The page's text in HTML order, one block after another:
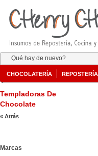
Qué hay de nuevo?
CHOCOLATERÍA REPOSTERÍA
Templadoras De
Chocolate
« Atrás
Marcas